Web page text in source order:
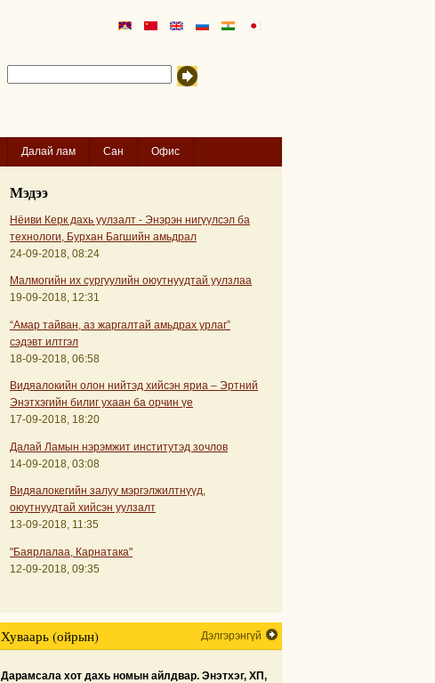
Далай лам Сан Офис
Мэдээ
Нёиви Керк дахь уулзалт - Энэрэн нигүүлсэл ба
технологи, Бурхан Багшийн амьдрал
24-09-2018, 08:24
Малмогийн их сургуулийн оюутнуудтай уулзлаа
19-09-2018, 12:31
“Амар тайван, аз жаргалтай амьдрах урлаг”
сэдэвт илтгэл
18-09-2018, 06:58
Видяалокийн олон нийтэд хийсэн яриа – Эртний
Энэтхэгийн билиг ухаан ба орчин үе
17-09-2018, 18:20
Далай Ламын нэрэмжит институтэд зочлов
14-09-2018, 03:08
Видяалокегийн залуу мэргэлжилтнүүд,
оюутнуудтай хийсэн уулзалт
13-09-2018, 11:35
"Баярлалаа, Карнатака"
12-09-2018, 09:35
Хуваарь (ойрын) Дэлгэрэнгүй
Дарамсала хот дахь номын айлдвар. Энэтхэг, ХП,